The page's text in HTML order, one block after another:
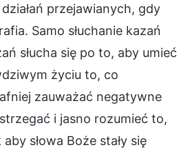
przejawianych, gdy
Samo słuchanie kazań
słucha się po to, aby umieć
życiu to, co
zauważać negatywne
i jasno rozumieć to,
słowa Boże stały się